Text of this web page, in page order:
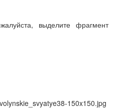
выделите фрагмент
150x150.jpg